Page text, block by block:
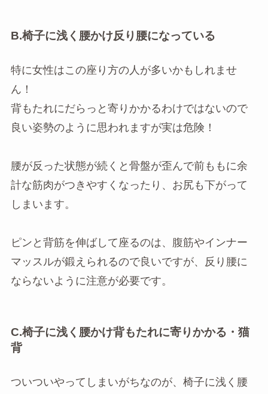
B.椅子に浅く腰かけ反り腰になっている
特に女性はこの座り方の人が多いかもしれませ
ん！
背もたれにだらっと寄りかかるわけではないので
良い姿勢のように思われますが実は危険！
腰が反った状態が続くと骨盤が歪んで前ももに余
計な筋肉がつきやすくなったり、お尻も下がって
しまいます。
ピンと背筋を伸ばして座るのは、腹筋やインナー
マッスルが鍛えられるので良いですが、反り腰に
ならないように注意が必要です。
C.椅子に浅く腰かけ背もたれに寄りかかる・猫
背
ついついやってしまいがちなのが、椅子に浅く腰